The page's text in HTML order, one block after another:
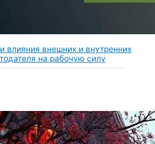
влияния внешних и внутренних
на рабочую силу